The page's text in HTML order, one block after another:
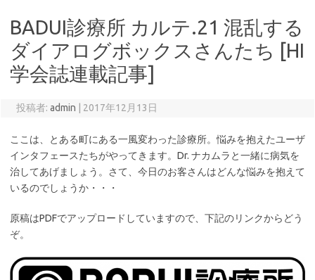
BADUI診療所 カルテ.21 混乱する
ダイアログボックスさんたち [HI
学会誌連載記事]
投稿者: admin 2017年12月13日
ここは、とある町にある一風変わった診療所。悩みを抱えたユーザ
インタフェースたちがやってきます。Dr. ナカムラと一緒に病気を
治してあげましょう。さて、今日のお客さんはどんな悩みを抱えて
いるのでしょうか・・・
原稿はPDFでアップロードしていますので、下記のリンクからどう
ぞ。